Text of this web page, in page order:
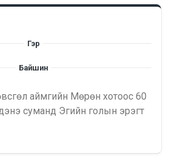
Гэр
Байшин
аймгийн Мөрөн хотоос 60
суманд Эгийн голын эрэгт